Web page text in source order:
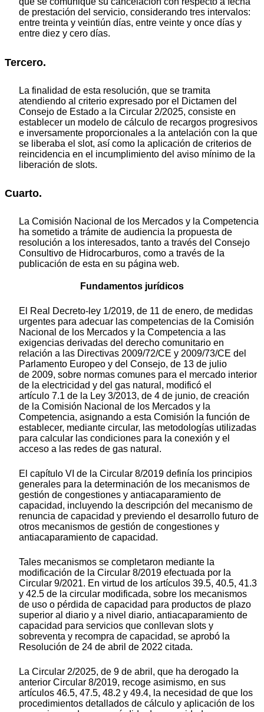
de prestación del servicio, considerando tres intervalos:
entre treinta y veintiún días, entre veinte y once días y
entre diez y cero días.
Tercero.
La finalidad de esta resolución, que se tramita
atendiendo al criterio expresado por el Dictamen del
Consejo de Estado a la Circular 2/2025, consiste en
establecer un modelo de cálculo de recargos progresivos
e inversamente proporcionales a la antelación con la que
se liberaba el slot, así como la aplicación de criterios de
reincidencia en el incumplimiento del aviso mínimo de la
liberación de slots.
Cuarto.
La Comisión Nacional de los Mercados y la Competencia
ha sometido a trámite de audiencia la propuesta de
resolución a los interesados, tanto a través del Consejo
Consultivo de Hidrocarburos, como a través de la
publicación de esta en su página web.
Fundamentos jurídicos
El Real Decreto-ley 1/2019, de 11 de enero, de medidas
urgentes para adecuar las competencias de la Comisión
Nacional de los Mercados y la Competencia a las
exigencias derivadas del derecho comunitario en
relación a las Directivas 2009/72/CE y 2009/73/CE del
Parlamento Europeo y del Consejo, de 13 de julio
de 2009, sobre normas comunes para el mercado interior
de la electricidad y del gas natural, modificó el
artículo 7.1 de la Ley 3/2013, de 4 de junio, de creación
de la Comisión Nacional de los Mercados y la
Competencia, asignando a esta Comisión la función de
establecer, mediante circular, las metodologías utilizadas
para calcular las condiciones para la conexión y el
acceso a las redes de gas natural.
El capítulo VI de la Circular 8/2019 definía los principios
generales para la determinación de los mecanismos de
gestión de congestiones y antiacaparamiento de
capacidad, incluyendo la descripción del mecanismo de
renuncia de capacidad y previendo el desarrollo futuro de
otros mecanismos de gestión de congestiones y
antiacaparamiento de capacidad.
Tales mecanismos se completaron mediante la
modificación de la Circular 8/2019 efectuada por la
Circular 9/2021. En virtud de los artículos 39.5, 40.5, 41.3
y 42.5 de la circular modificada, sobre los mecanismos
de uso o pérdida de capacidad para productos de plazo
superior al diario y a nivel diario, antiacaparamiento de
capacidad para servicios que conllevan slots y
sobreventa y recompra de capacidad, se aprobó la
Resolución de 24 de abril de 2022 citada.
La Circular 2/2025, de 9 de abril, que ha derogado la
anterior Circular 8/2019, recoge asimismo, en sus
artículos 46.5, 47.5, 48.2 y 49.4, la necesidad de que los
procedimientos detallados de cálculo y aplicación de los